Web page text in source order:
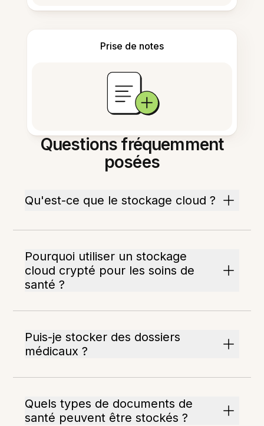
Prise de notes
Questions fréquemment
posées
Qu'est-ce que le stockage cloud ?
Pourquoi utiliser un stockage
cloud crypté pour les soins de
santé ?
Puis-je stocker des dossiers
médicaux ?
Quels types de documents de
santé peuvent être stockés ?